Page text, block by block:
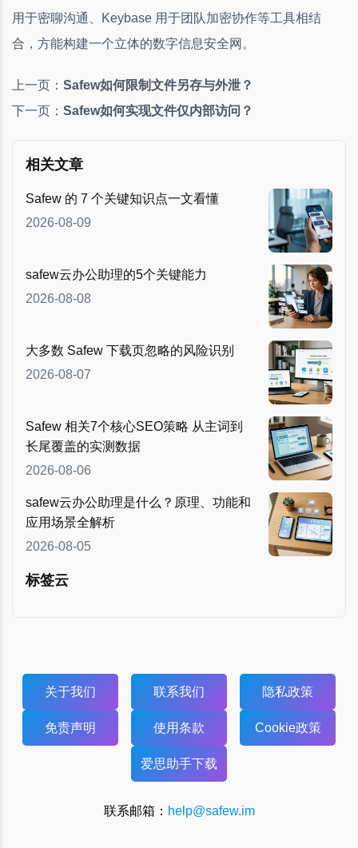
用于密聊沟通、Keybase 用于团队加密协作等工具相结
合，方能构建一个立体的数字信息安全网。
上一页： Safew如何限制文件另存与外泄？
下一页： Safew如何实现文件仅内部访问？
相关文章
Safew 的 7 个关键知识点一文看懂
2026-08-09
safew云办公助理的5个关键能力
2026-08-08
大多数 Safew 下载页忽略的风险识别
2026-08-07
Safew 相关7个核心SEO策略 从主词到
长尾覆盖的实测数据
2026-08-06
safew云办公助理是什么？原理、功能和
应用场景全解析
2026-08-05
标签云
关于我们 联系我们 隐私政策
免责声明 使用条款 Cookie政策
爱思助手下载
联系邮箱： help@safew.im